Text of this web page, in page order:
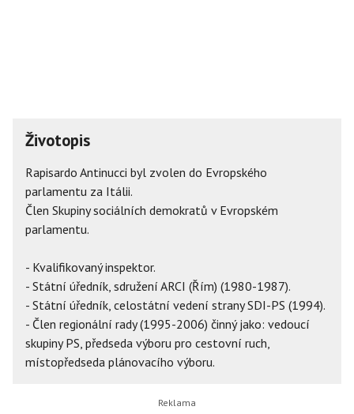
Životopis
Rapisardo Antinucci byl zvolen do Evropského
parlamentu za Itálii.
Člen Skupiny sociálních demokratů v Evropském
parlamentu.
- Kvalifikovaný inspektor.
- Státní úředník, sdružení ARCI (Řím) (1980-1987).
- Státní úředník, celostátní vedení strany SDI-PS (1994).
- Člen regionální rady (1995-2006) činný jako: vedoucí
skupiny PS, předseda výboru pro cestovní ruch,
místopředseda plánovacího výboru.